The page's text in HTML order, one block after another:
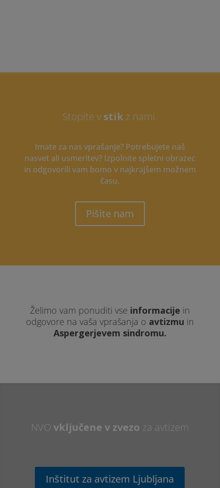
Stopite vstikz nami.
Imate za nas vprašanje? Potrebujete naš
nasvet ali usmeritev? Izpolnite spletni obrazec
in odgovorili vam bomo v najkrajšem možnem
času.
Pišite nam
Želimo vam ponuditi vse informacije in
odgovore na vaša vprašanja o avtizmu in
Aspergerjevem sindromu.
NVO vključene v zvezo za avtizem
Inštitut za avtizem Ljubljana